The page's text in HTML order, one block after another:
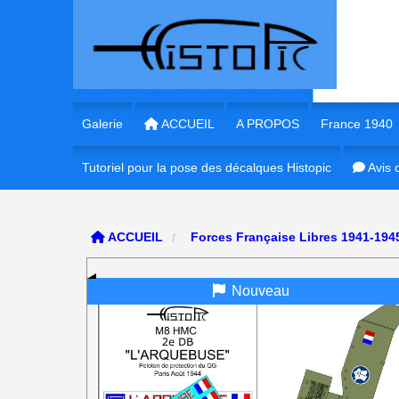
Galerie ACCUEIL A PROPOS France 1940
1/35e
1/72e France
1/56e France
1/48e France
Tutoriel pour la pose des décalques Histopic Avis
ACCUEIL Forces Française Libres 1941-
Nouveau